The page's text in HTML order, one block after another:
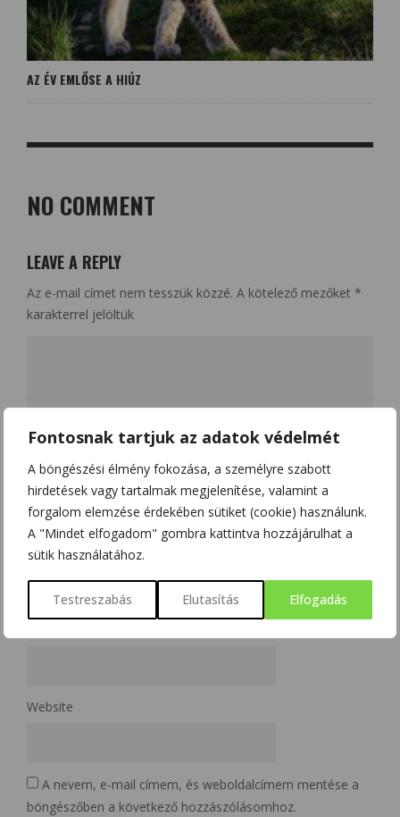
Fontosnak tartjuk az adatok védelmét
A böngészési élmény fokozása, a személyre szabott
hirdetések vagy tartalmak megjelenítése, valamint a
forgalom elemzése érdekében sütiket (cookie) használunk.
A "Mindet elfogadom" gombra kattintva hozzájárulhat a
sütik használatához.
Testreszabás Elutasítás Elfogadás
AZ ÉV EMLŐSE A HIÚZ
NO COMMENT
LEAVE A REPLY
Az e-mail címet nem tesszük közzé. A kötelező mezőket *
karakterrel jelöltük
Name*
Website
A nevem, e-mail címem, és weboldalcímem mentése a
böngészőben a következő hozzászólásomhoz.